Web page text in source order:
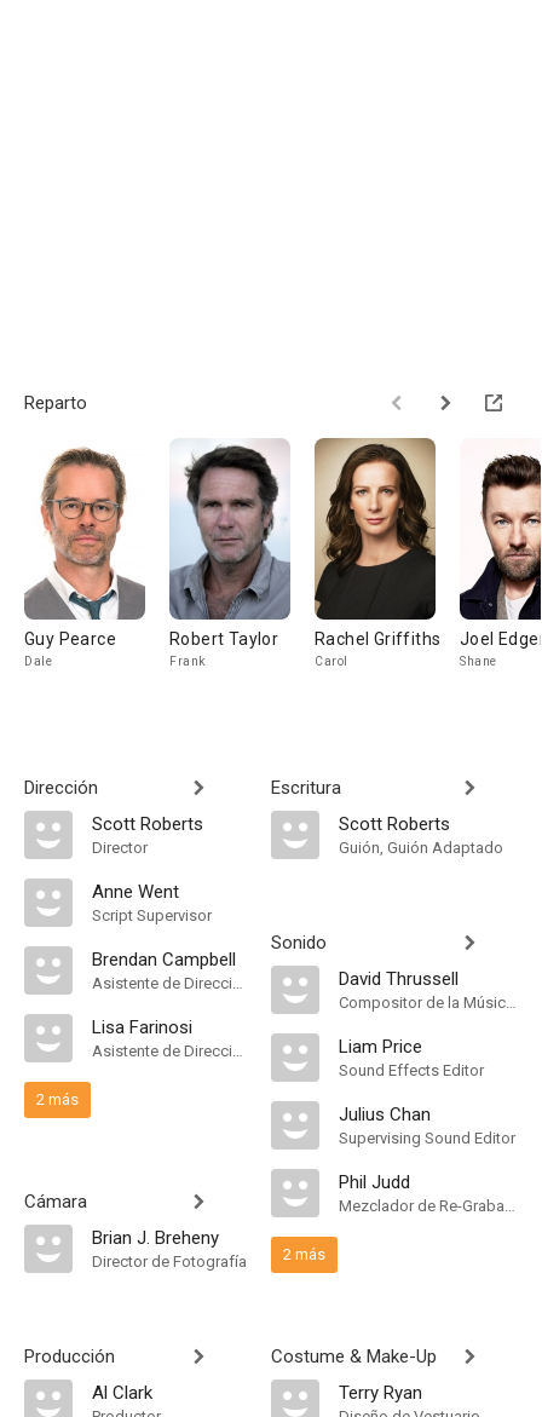
Reparto
Guy Pearce
Dale
Robert Taylor
Frank
Rachel Griffiths
Carol
Joel
Shane
Dirección
Scott Roberts
Director
Anne Went
Script Supervisor
Brendan Campbell
Asistente de Dirección
Lisa Farinosi
Asistente de Dirección
2 más
Cámara
Brian J. Breheny
Director de Fotografía
Producción
Al Clark
Escritura
Scott Roberts
Guión, Guión Adaptado
Sonido
David Thrussell
Compositor de la Música Original
Liam Price
Sound Effects Editor
Julius Chan
Supervising Sound Editor
Phil Judd
Mezclador de Re-Grabación de Sonido
2 más
Costume & Make-Up
Terry Ryan